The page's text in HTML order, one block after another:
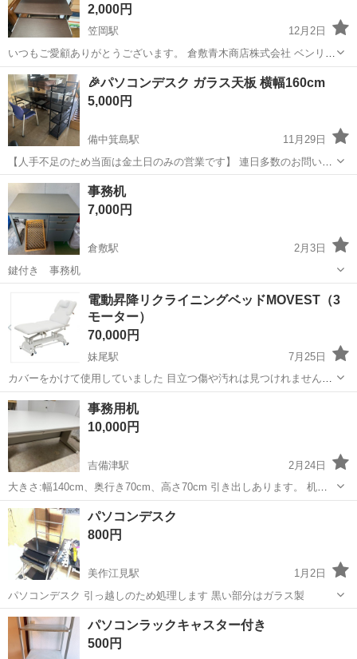
2,000円
笠岡駅
12月2日
いつもご愛顧ありがとうございます。 倉敷青木商店株式会社 ベンリー
笠岡店です。 パソコンデスク キーボードの部分は引き出せます。 サ
イズは画像でのせています。 ご不明な点がございましたら、お問い合
わせ下さい。 ベンリー笠岡店...
岡山 笠岡市 笠岡駅 テーブル デスク
🎉パソコンデスク ガラス天板 横幅160cm
5,000円
備中箕島駅
11月29日
【人手不足のため当面は金土日のみの営業です】 連日多数のお問い合
わせありがとうございます✨ お問合わせは、【リサイクルショップた
まの】を検索していただき、お電話ください。 メッセージは返信でき
ない場合が多いです。 プロ...
岡山 岡山市 備中箕島駅
事務机
7,000円
倉敷駅
2月3日
鍵付き 事務机
倉敷駅 テーブル
電動昇降リクライニングベッドMOVEST（3
モーター）
70,000円
妹尾駅
7月25日
カバーをかけて使用していました 目立つ傷や汚れは見つけれませんで
した 取りに来てくれる方 (移動、運搬をしてくれる方)は60000円 買値
10万ぐらいでした
岡山 岡山市 妹尾駅
事務用机
10,000円
吉備津駅
2月24日
大きさ:幅140cm、奥行き70cm、高さ70cm 引き出しあります。 机上
のパソコンなど配線を通すため場所が2箇所あります。
岡山 倉敷市 テーブル
パソコンデスク
800円
美作江見駅
1月2日
パソコンデスク 引っ越しのため処理します 黒い部分はガラス製
岡山 美作市 テーブル デスク
パソコンラックキャスター付き
500円